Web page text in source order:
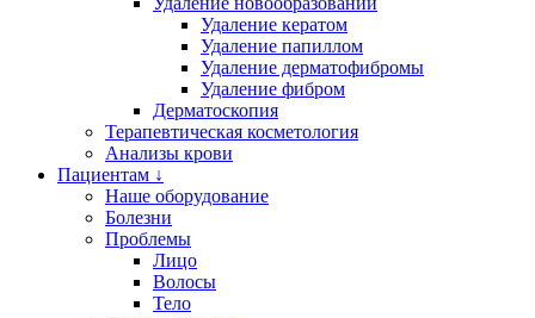
Удаление кератом
Удаление папиллом
Удаление дерматофибромы
Удаление фибром
Дерматоскопия
Терапевтическая косметология
Анализы крови
Пациентам ↓
Наше оборудование
Болезни
Проблемы
Лицо
Волосы
Тело